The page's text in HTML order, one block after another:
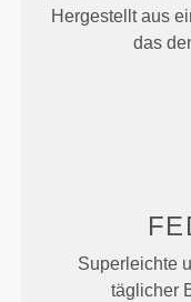
Hergestellt aus
das
Superleichte
täglicher